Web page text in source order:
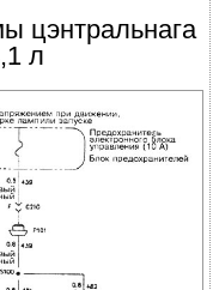
цэнтральнага
л